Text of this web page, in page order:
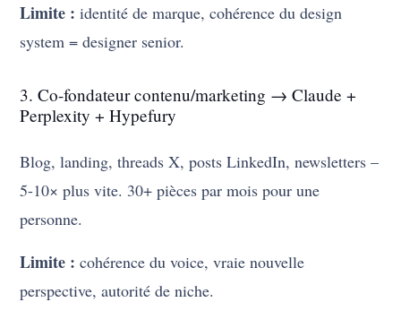
Limite : identité de marque, cohérence du design
system = designer senior.
3. Co-fondateur contenu/marketing → Claude +
Perplexity + Hypefury
Blog, landing, threads X, posts LinkedIn, newsletters –
5-10× plus vite. 30+ pièces par mois pour une
personne.
Limite : cohérence du voice, vraie nouvelle
perspective, autorité de niche.